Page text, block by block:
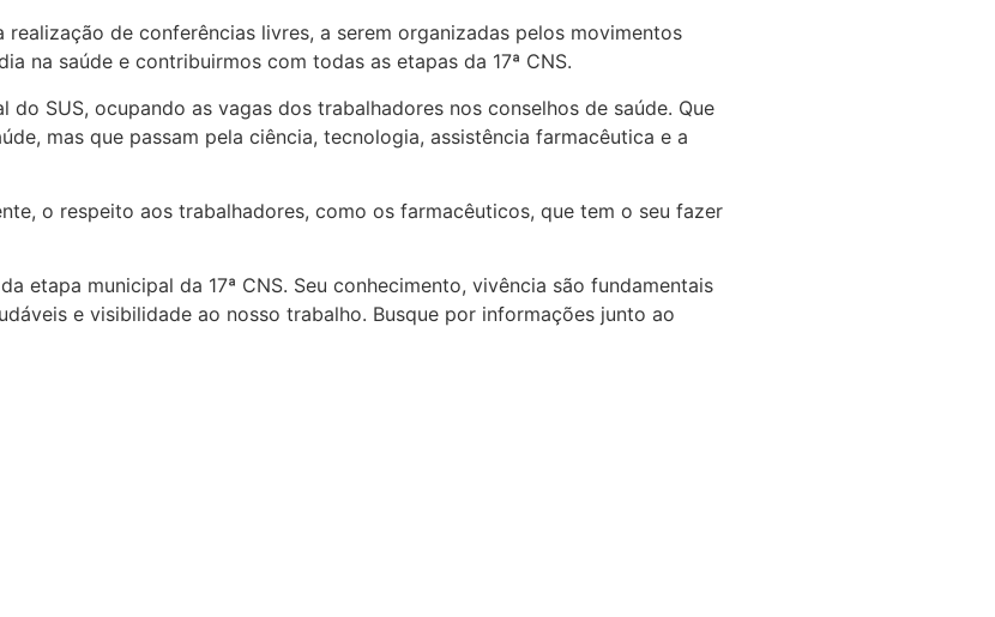
de conferências livres, a serem organizadas pelos movimentos
na saúde e contribuirmos com todas as etapas da 17ª CNS.
SUS, ocupando as vagas dos trabalhadores nos conselhos de saúde. Que
mas que passam pela ciência, tecnologia, assistência farmacêutica e a
o respeito aos trabalhadores, como os farmacêuticos, que tem o seu fazer
etapa municipal da 17ª CNS. Seu conhecimento, vivência são fundamentais
e visibilidade ao nosso trabalho. Busque por informações junto ao